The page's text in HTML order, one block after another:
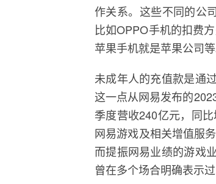
作关系。这些不同的公
比如OPPO手机的扣费
苹果手机就是苹果公司等
未成年人的充值款是通
这一点从网易发布的
季度营收240亿元，同
网易游戏及相关增值服
而提振网易业绩的游戏
曾在多个场合明确表示